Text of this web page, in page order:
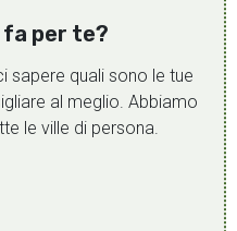
fa per te?
sapere quali sono le tue
al meglio. Abbiamo
le ville di persona.